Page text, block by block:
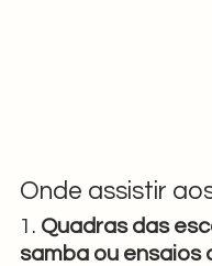
Onde assistir
1. Quadras das
samba ou ensaios